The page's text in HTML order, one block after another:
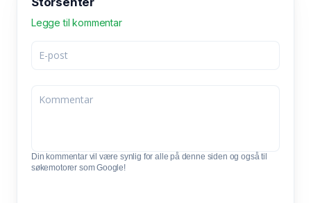
Legge til kommentar
Din kommentar vil være synlig for alle på denne siden og også til
søkemotorer som Google!